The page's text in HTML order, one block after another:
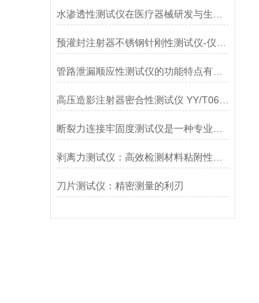
管路泄漏顺应性测试仪的功能特点有哪些?
刀片测试仪：精密测量的利刃